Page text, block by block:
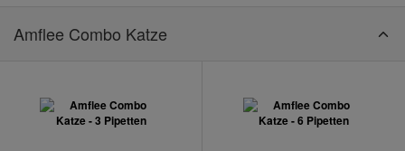
Amflee Combo Katze